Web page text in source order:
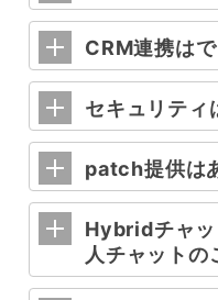
CRM連携は
セキュリティ
patch提供は
Hybridチャッ
人チャットの